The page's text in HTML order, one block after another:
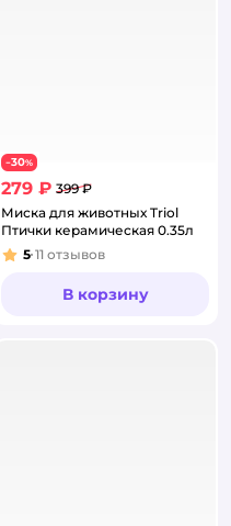
−30%
279 ₽ 399 ₽
Миска для животных Triol
Птички керамическая 0.35л
Рейтинг:
5 11 отзывов
В корзину